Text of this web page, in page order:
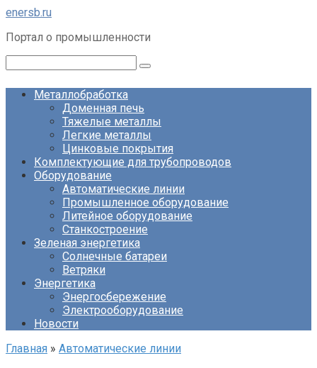
Перейти
контенту
enersb.ru
Портал о промышленности
Металлобработка
Доменная печь
Тяжелые металлы
Легкие металлы
Цинковые покрытия
Комплектующие для трубопроводов
Оборудование
Автоматические линии
Промышленное оборудование
Литейное оборудование
Станкостроение
Зеленая энергетика
Солнечные батареи
Ветряки
Энергетика
Энергосбережение
Электрооборудование
Новости
Главная » Автоматические линии